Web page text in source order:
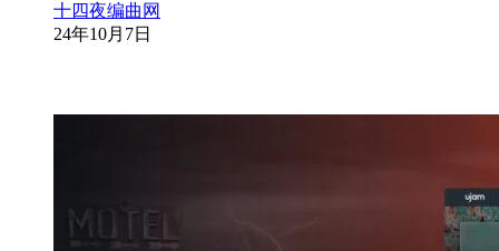
十四夜编曲网
24年10月7日